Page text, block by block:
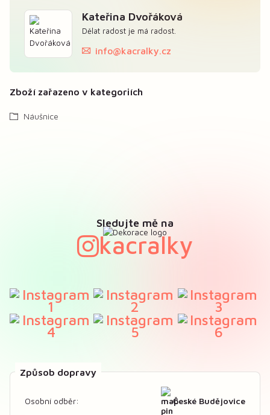
Kateřina Dvořáková
Dělat radost je má radost.
info@kacralky.cz
Zboží zařazeno v kategoriích
Náušnice
Sledujte mě na
kacralky
Způsob dopravy
Osobní odběr: České Budějovice